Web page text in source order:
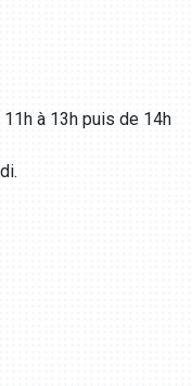
à 13h puis de 14h